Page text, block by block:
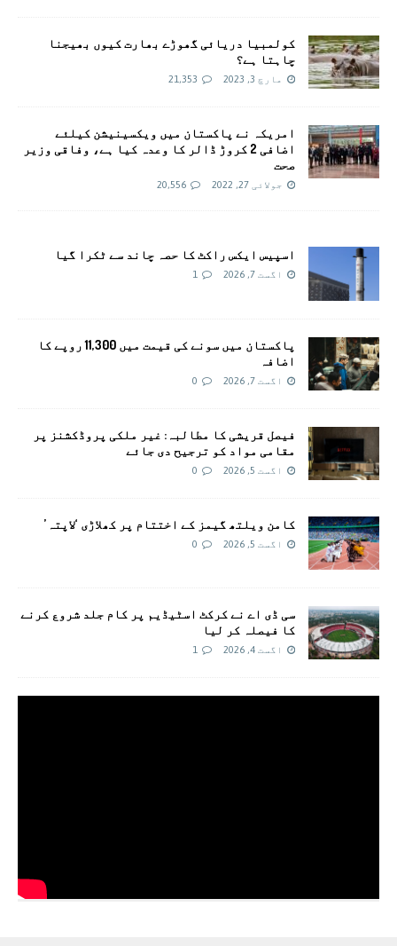
کولمبیا دریائی گھوڑے بھارت کیوں بھیجنا
چاہتا ہے؟
مارچ 3, 2023 21,353
امريکہ نے پاکستان میں ویکسینیشن کیلئے
اضافی 2 کروڑ ڈالر کا وعدہ کیا ہے، وفاقی وزیر
صحت
جولائی 27, 2022 20,556
اسپیس ایکس راکٹ کا حصہ چاند سے ٹکرا گیا
اگست 7, 2026 1
پاکستان میں سونے کی قیمت میں 11,300 روپے کا
اضافہ
اگست 7, 2026 0
فیصل قریشی کا مطالبہ: غیر ملکی پروڈکشنز پر
مقامی مواد کو ترجیح دی جائے
اگست 5, 2026 0
کامن ویلتھ گیمز کے اختتام پر کھلاڑی ‘لاپتہ’
اگست 5, 2026 0
سی ڈی اے نے کرکٹ اسٹیڈیم پر کام جلد شروع کرنے
کا فیصلہ کر لیا
اگست 4, 2026 1